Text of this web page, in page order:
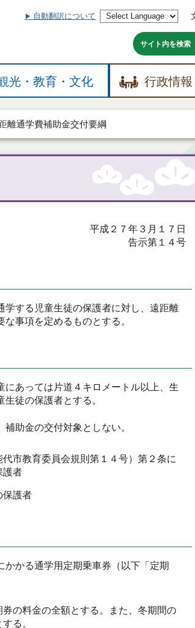
自動翻訳について
サイト内を検索
光・教育・文化 行政情報
離通学費補助金交付要綱
平成２７年３月１７日
告示第１４号
する児童生徒の保護者に対し、遠距離
事項を定めるものとする。
あっては片道４キロメートル以上、生
徒の保護者とする。
助金の交付対象としない。
市教育委員会規則第１４号）第２条に
護者
保護者
かる通学用定期乗車券（以下「定期
の料金の全額とする。また、冬期間の
る。